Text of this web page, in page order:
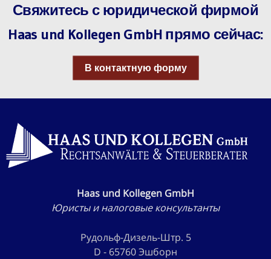
Свяжитесь с юридической фирмой
Haas und Kollegen GmbH прямо сейчас:
В контактную форму
Haas und Kollegen GmbH
Юристы и налоговые консультанты
Рудольф-Дизель-Штр. 5
D - 65760 Эшборн